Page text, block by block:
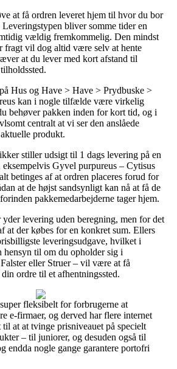
at få ordren leveret hjem til hvor du bor
bliver somme tider en
vældig fremkommelig. Den mindst
fragt vil dog altid være selv at hente
at du lever med kort afstand til
Hus og Have > Have > Prydbuske >
kan i nogle tilfælde være virkelig
behøver pakken inden for kort tid, og i
centralt at vi ser den anslåede
produkt.
stiller udsigt til 1 dags levering på en
Gyvel purpureus – Cytisus
betinges af at ordren placeres forud for
at de højst sandsynligt kan nå at få de
pakkemedarbejderne tager hjem.
levering uden beregning, men for det
at der købes for en konkret sum. Ellers
leveringsudgave, hvilket i
til om du opholder sig i
eller Struer – vil være at få
ordre til et afhentningssted.
fleksibelt for forbrugerne at
e-firmaer, og derved har flere internet
at at tvinge prisniveauet på specielt
– til juniorer, og desuden også til
endda nogle gange garantere portofri